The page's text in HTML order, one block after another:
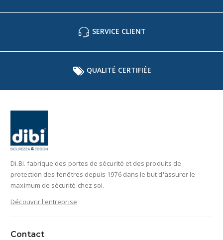
SERVICE CLIENT
QUALITÉ CERTIFIÉE
Di.Bi. fabrique des portes de sécurité et des produits de
protection des fenêtres depuis 1976 dans le but d'assurer le
maximum de sécurité chez soi.
Découvrir l'entreprise
Contact